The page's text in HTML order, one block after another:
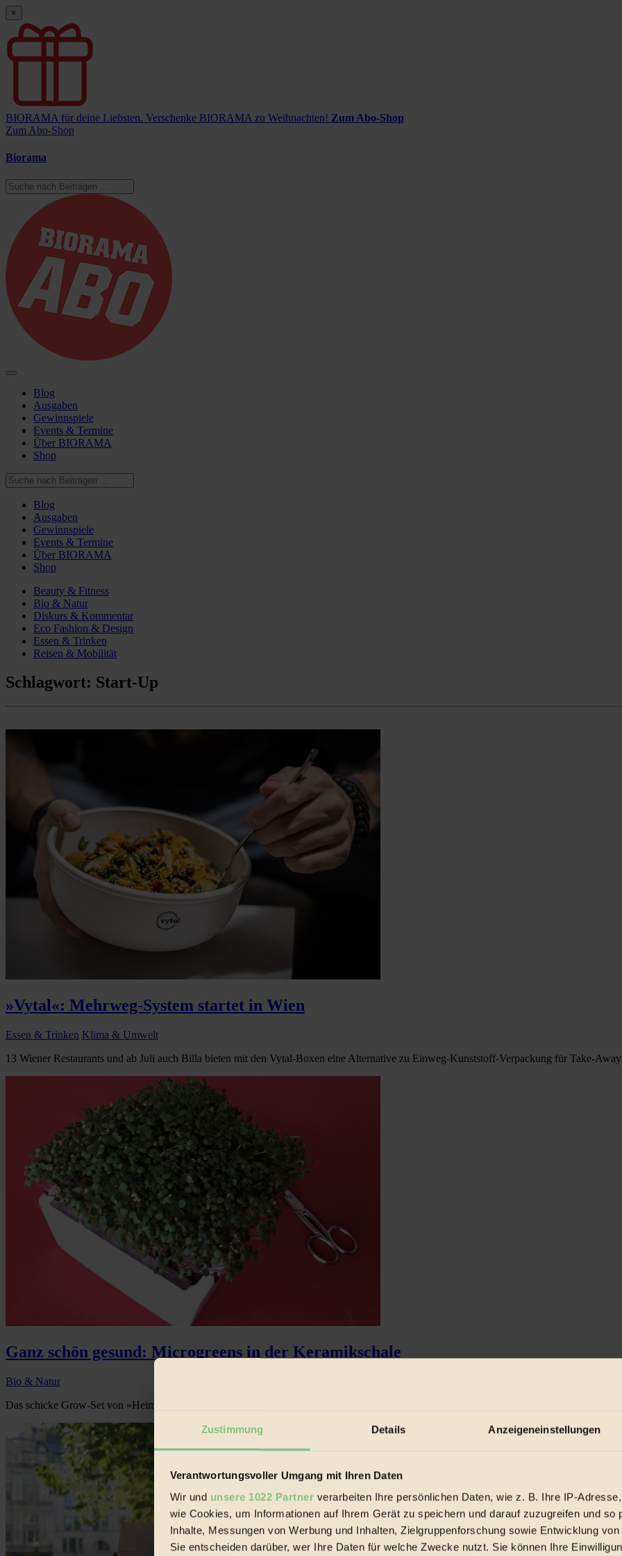
Zustimmung Details Anzeigeneinstellungen
Verantwortungsvoller Umgang mit Ihren Daten
Wir und unsere 1022 Partner verarbeiten Ihre persönlichen Daten, wie z. B. Ihre IP-
wie Cookies, um Informationen auf Ihrem Gerät zu speichern und darauf zuzugreifen und so
Inhalte, Messungen von Werbung und Inhalten, Zielgruppenforschung sowie Entwicklung
Sie entscheiden darüber, wer Ihre Daten für welche Zwecke nutzt. Sie können Ihre
×
BIORAMA für deine Liebsten. Verschenke BIORAMA zu Weihnachten! Zum Abo-Shop
Zum Abo-Shop
Biorama
Blog
Ausgaben
Gewinnspiele
Events & Termine
Über BIORAMA
Shop
Blog
Ausgaben
Gewinnspiele
Events & Termine
Über BIORAMA
Shop
Beauty & Fitness
Bio & Natur
Diskurs & Kommentar
Eco Fashion & Design
Essen & Trinken
Reisen & Mobilität
Schlagwort: Start-Up
»Vytal«: Mehrweg-System startet in Wien
Essen & Trinken Klima & Umwelt
13 Wiener Restaurants und ab Juli auch Billa bieten mit den Vytal-Boxen eine Alternative zu Einweg-Kunststoff-Verpackung für Take-
Ganz schön gesund: Microgreens in der Keramikschale
Bio & Natur
Das schicke Grow-Set von »Heimgart« ermöglicht das ganzjährige Sprossenziehen auf der Fensterbank...